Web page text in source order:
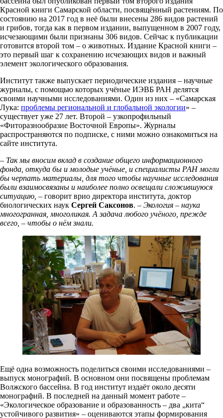
Красной книги Самарской области, посвящённый растениям. По
состоянию на 2017 год в неё были внесены 286 видов растений
и грибов, тогда как в первом издании, выпущенном в 2007 году,
исчезающими были признаны 306 видов. Сейчас к публикации
готовится второй том – о животных. Издание Красной книги –
это первый шаг к сохранению исчезающих видов и важный
элемент экологического образования.
Институт также выпускает периодические издания – научные
журналы, с помощью которых учёные ИЭВБ РАН делятся
своими научными исследованиями. Один из них – «Самарская
Лука: проблемы региональной и глобальной экологии» –
существует уже 27 лет. Второй – узкопрофильный
«Фиторазнообразие Восточной Европы». Журналы
распространяются по подписке, с ними можно ознакомиться на
сайте института.
– Такмы вносим вклад в создание общего информационного
фонда, откуда бы и молодые учёные, и специалисты РАН могли
бы черпать материалы, для того чтобы научные исследования
были взаимосвязаны и наиболее полно освещали сложившуюся
ситуацию, – говорит врио директора института, доктор
биологических наук Сергей Саксонов. – Экология – наука
многогранная, многоликая. А задача любого учёного, прежде
всего, – чтобы о нём знали.
Ещё одна возможность поделиться своими исследованиями –
выпуск монографий. В основном они посвящены проблемам
Волжского бассейна. В год институт издаёт около десяти
монографий. В последней на данный момент работе –
«Экологическое образование и образованность – два „кита“
устойчивого развития» – оцениваются этапы формирования